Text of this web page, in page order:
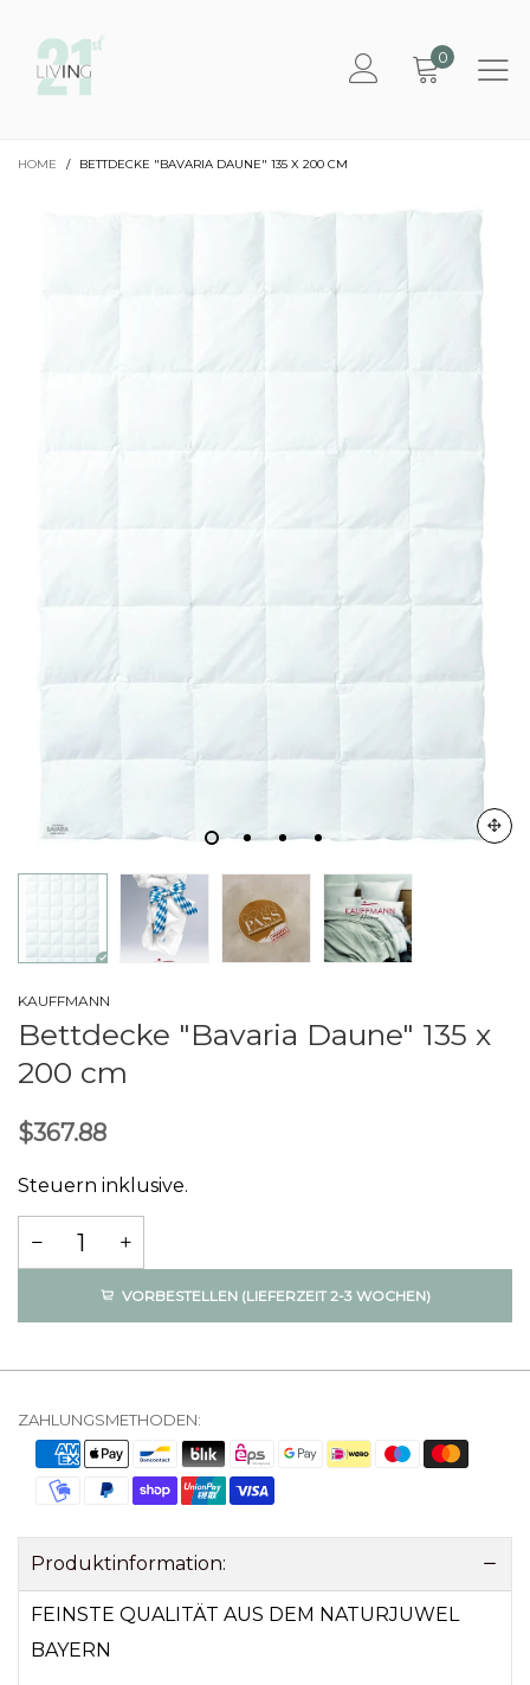
0
HOME / BETTDECKE "BAVARIA DAUNE" 135 X 200 CM
KAUFFMANN
Bettdecke "Bavaria Daune" 135 x
200 cm
$367.88
Steuern inklusive.
VORBESTELLEN (LIEFERZEIT 2-3 WOCHEN)
ZAHLUNGSMETHODEN:
Produktinformation:
FEINSTE QUALITÄT AUS DEM NATURJUWEL
BAYERN